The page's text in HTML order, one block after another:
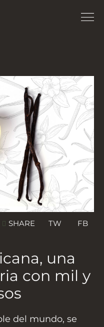
SHARE TW FB
una
con mil y
del mundo, se